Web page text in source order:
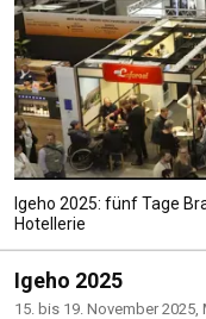
Igeho 2025: fünf Tage
Hotellerie
Igeho 2025
15. bis 19. November 2025,